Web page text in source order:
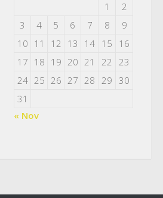
1
2
3
4 5 6 7 8
9
10 11 12 13 14 15
16
17 18 19 20 21 22 23
24 25 26 27 28 29 30
31
« Nov